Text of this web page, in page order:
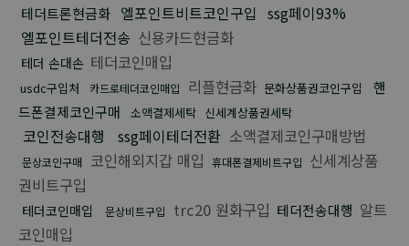
테더트론현금화 엘포인트비트코인구입 ssg페이93%
엘포인트테더전송 신용카드현금화
테더 손대손 테더코인매입
usdc구입처 카드로테더코인매입 리플현금화 문화상품권코인구입
핸
드폰결제코인구매
소액결제세탁 신세계상품권세탁
코인전송대행 ssg페이테더전환 소액결제코인구매방법
문상코인구매 코인해외지갑 매입 휴대폰결제비트구입 신세계상품
권비트구입
테더코인매입 문상비트구입 trc20 원화구입 테더전송대행 알트
코인매입